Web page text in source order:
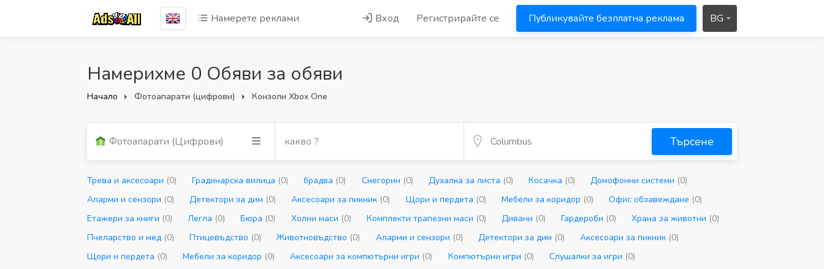
Намерете реклами Вход Регистрирайте се Публикувайте безплатна реклама BG
Намерихме 0 Обяви за обяви
Начало Фотоапарати (цифрови) Конзоли Xbox One
Фотоапарати (цифрови) Търсене
Трева и аксесоари (0) Градинарска вилица (0) брадва (0) Снегорин (0) Духалка за листа (0) Косачка (0) Домофонни системи (0)
Аларми и сензори (0) Детектори за дим (0) Аксесоари за пикник (0) Щори и пердета (0) Мебели за коридор (0) Офис обзавеждане (0)
Етажери за книги (0) Легла (0) Бюра (0) Холни маси (0) Комплекти трапезни маси (0) Дивани (0) Гардероби (0) Храна за животни (0)
Пчеларство и мед (0) Птицевъдство (0) Животновъдство (0) Аларми и сензори (0) Детектори за дим (0) Аксесоари за пикник (0)
Щори и пердета (0) Мебели за коридор (0) Аксесоари за компютърни игри (0) Компютърни игри (0) Слушалки за игри (0)